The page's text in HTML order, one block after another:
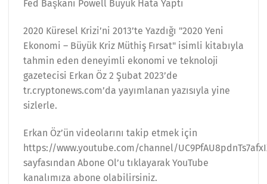
Fed Başkanı Powell Büyük Hata Yaptı
2020 Küresel Krizi’ni 2013’te Yazdığı "2020 Yeni
Ekonomi – Büyük Kriz Müthiş Fırsat" isimli kitabıyla
tahmin eden deneyimli ekonomi ve teknoloji
gazetecisi Erkan Öz 2 Şubat 2023’de
tr.cryptonews.com’da yayımlanan yazısıyla yine
sizlerle.
Erkan Öz’ün videolarını takip etmek için
https://www.youtube.com/channel/
sayfasından Abone Ol’u tıklayarak YouTube
kanalımıza abone olabilirsiniz.